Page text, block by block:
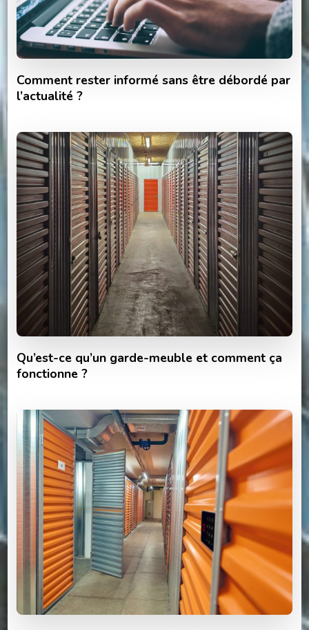
Comment rester informé sans être débordé par
l’actualité ?
Qu’est-ce qu’un garde-meuble et comment ça
fonctionne ?